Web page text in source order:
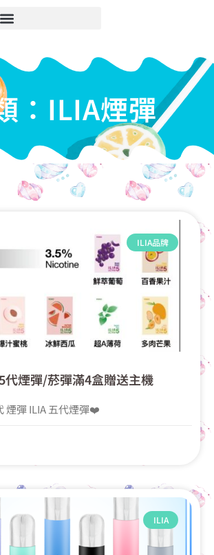
：ILIA煙彈
ILIA品牌
代煙彈/菸彈滿4盒贈送主機
煙彈 ILIA 五代煙彈❤️‍
ILIA